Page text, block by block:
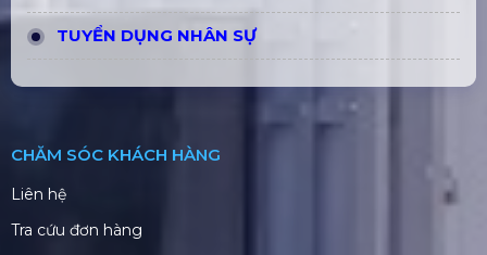
TUYỂN DỤNG NHÂN SỰ
CHĂM SÓC KHÁCH HÀNG
Liên hệ
Tra cứu đơn hàng